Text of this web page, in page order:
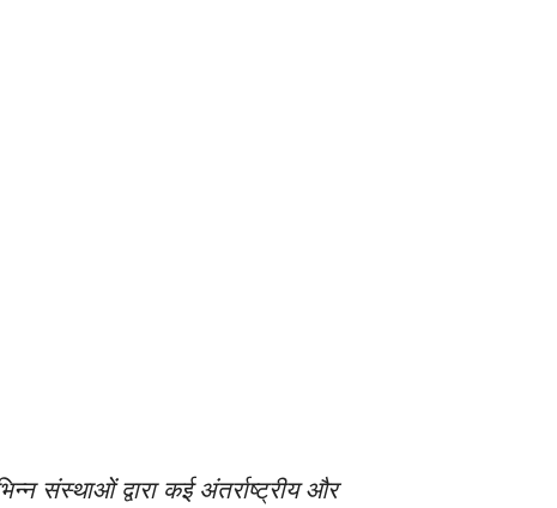
संस्थाओं द्वारा कई अंतर्राष्ट्रीय और